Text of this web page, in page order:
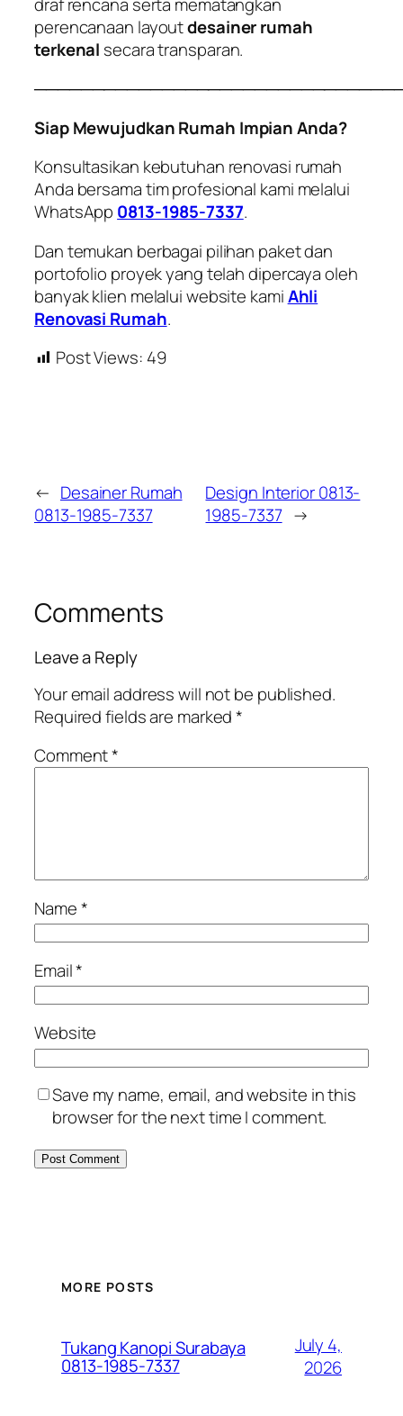
perencanaan layoutdesainer rumah
terkenal secara transparan.
Siap Mewujudkan Rumah Impian Anda?
Konsultasikan kebutuhan renovasi rumah
Anda bersama tim profesional kami melalui
WhatsApp 0813-1985-7337.
Dan temukan berbagai pilihan paket dan
portofolio proyek yang telah dipercaya oleh
banyak klien melalui website kamiAhli
Renovasi Rumah.
Post Views: 49
← Desainer Rumah
0813-1985-7337
Design Interior 0813-
1985-7337 →
Comments
Leave a Reply
Your email address will not be published.
Required fields are marked*
Comment*
Name*
Email*
Website
Save my name, email, and website in this
browser for the next time I comment.
MORE POSTS
Tukang Kanopi Surabaya
0813-1985-7337
July 4,
2026